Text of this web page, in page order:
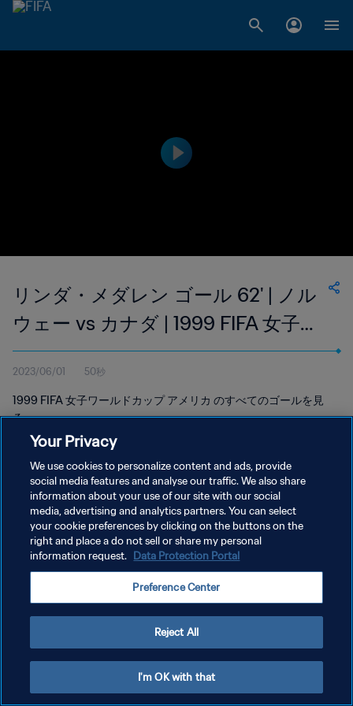
リンダ・メダレン ゴール 62' | ノル
ウェー vs カナダ | 1999 FIFA 女子ワ
ールドカップ アメリカ
2023/06/01 50秒
1999 FIFA 女子ワールドカップ アメリカ のすべてのゴールを見
る。
プライバシーポリシー
サービス利用規約
クッキー設定の管理
Your Privacy
We use cookies to personalize content and ads, provide
social media features and analyse our traffic. We also share
information about your use of our site with our social
media, advertising and analytics partners. You can select
your cookie preferences by clicking on the buttons on the
right and place a do not sell or share my personal
information request. Data Protection Portal
Preference Center
Reject All
I'm OK with that